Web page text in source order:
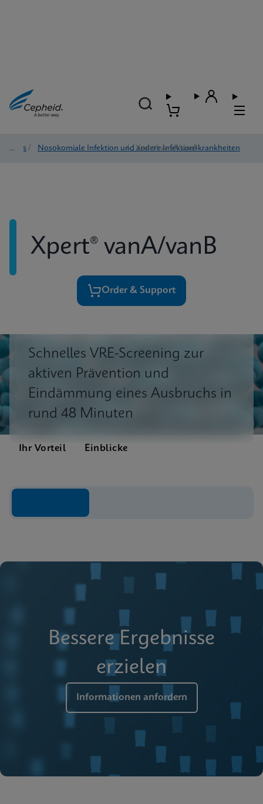
Tests / Nosokomiale Infektion und andere Infektionskrankheiten
/ Xpert® vanA/vanB
Xpert® vanA/vanB
Order & Support
Schnelles VRE-Screening zur
aktiven Prävention und
Eindämmung eines Ausbruchs in
rund 48 Minuten
Ihr Vorteil Einblicke
Bessere Ergebnisse
erzielen
Informationen anfordern